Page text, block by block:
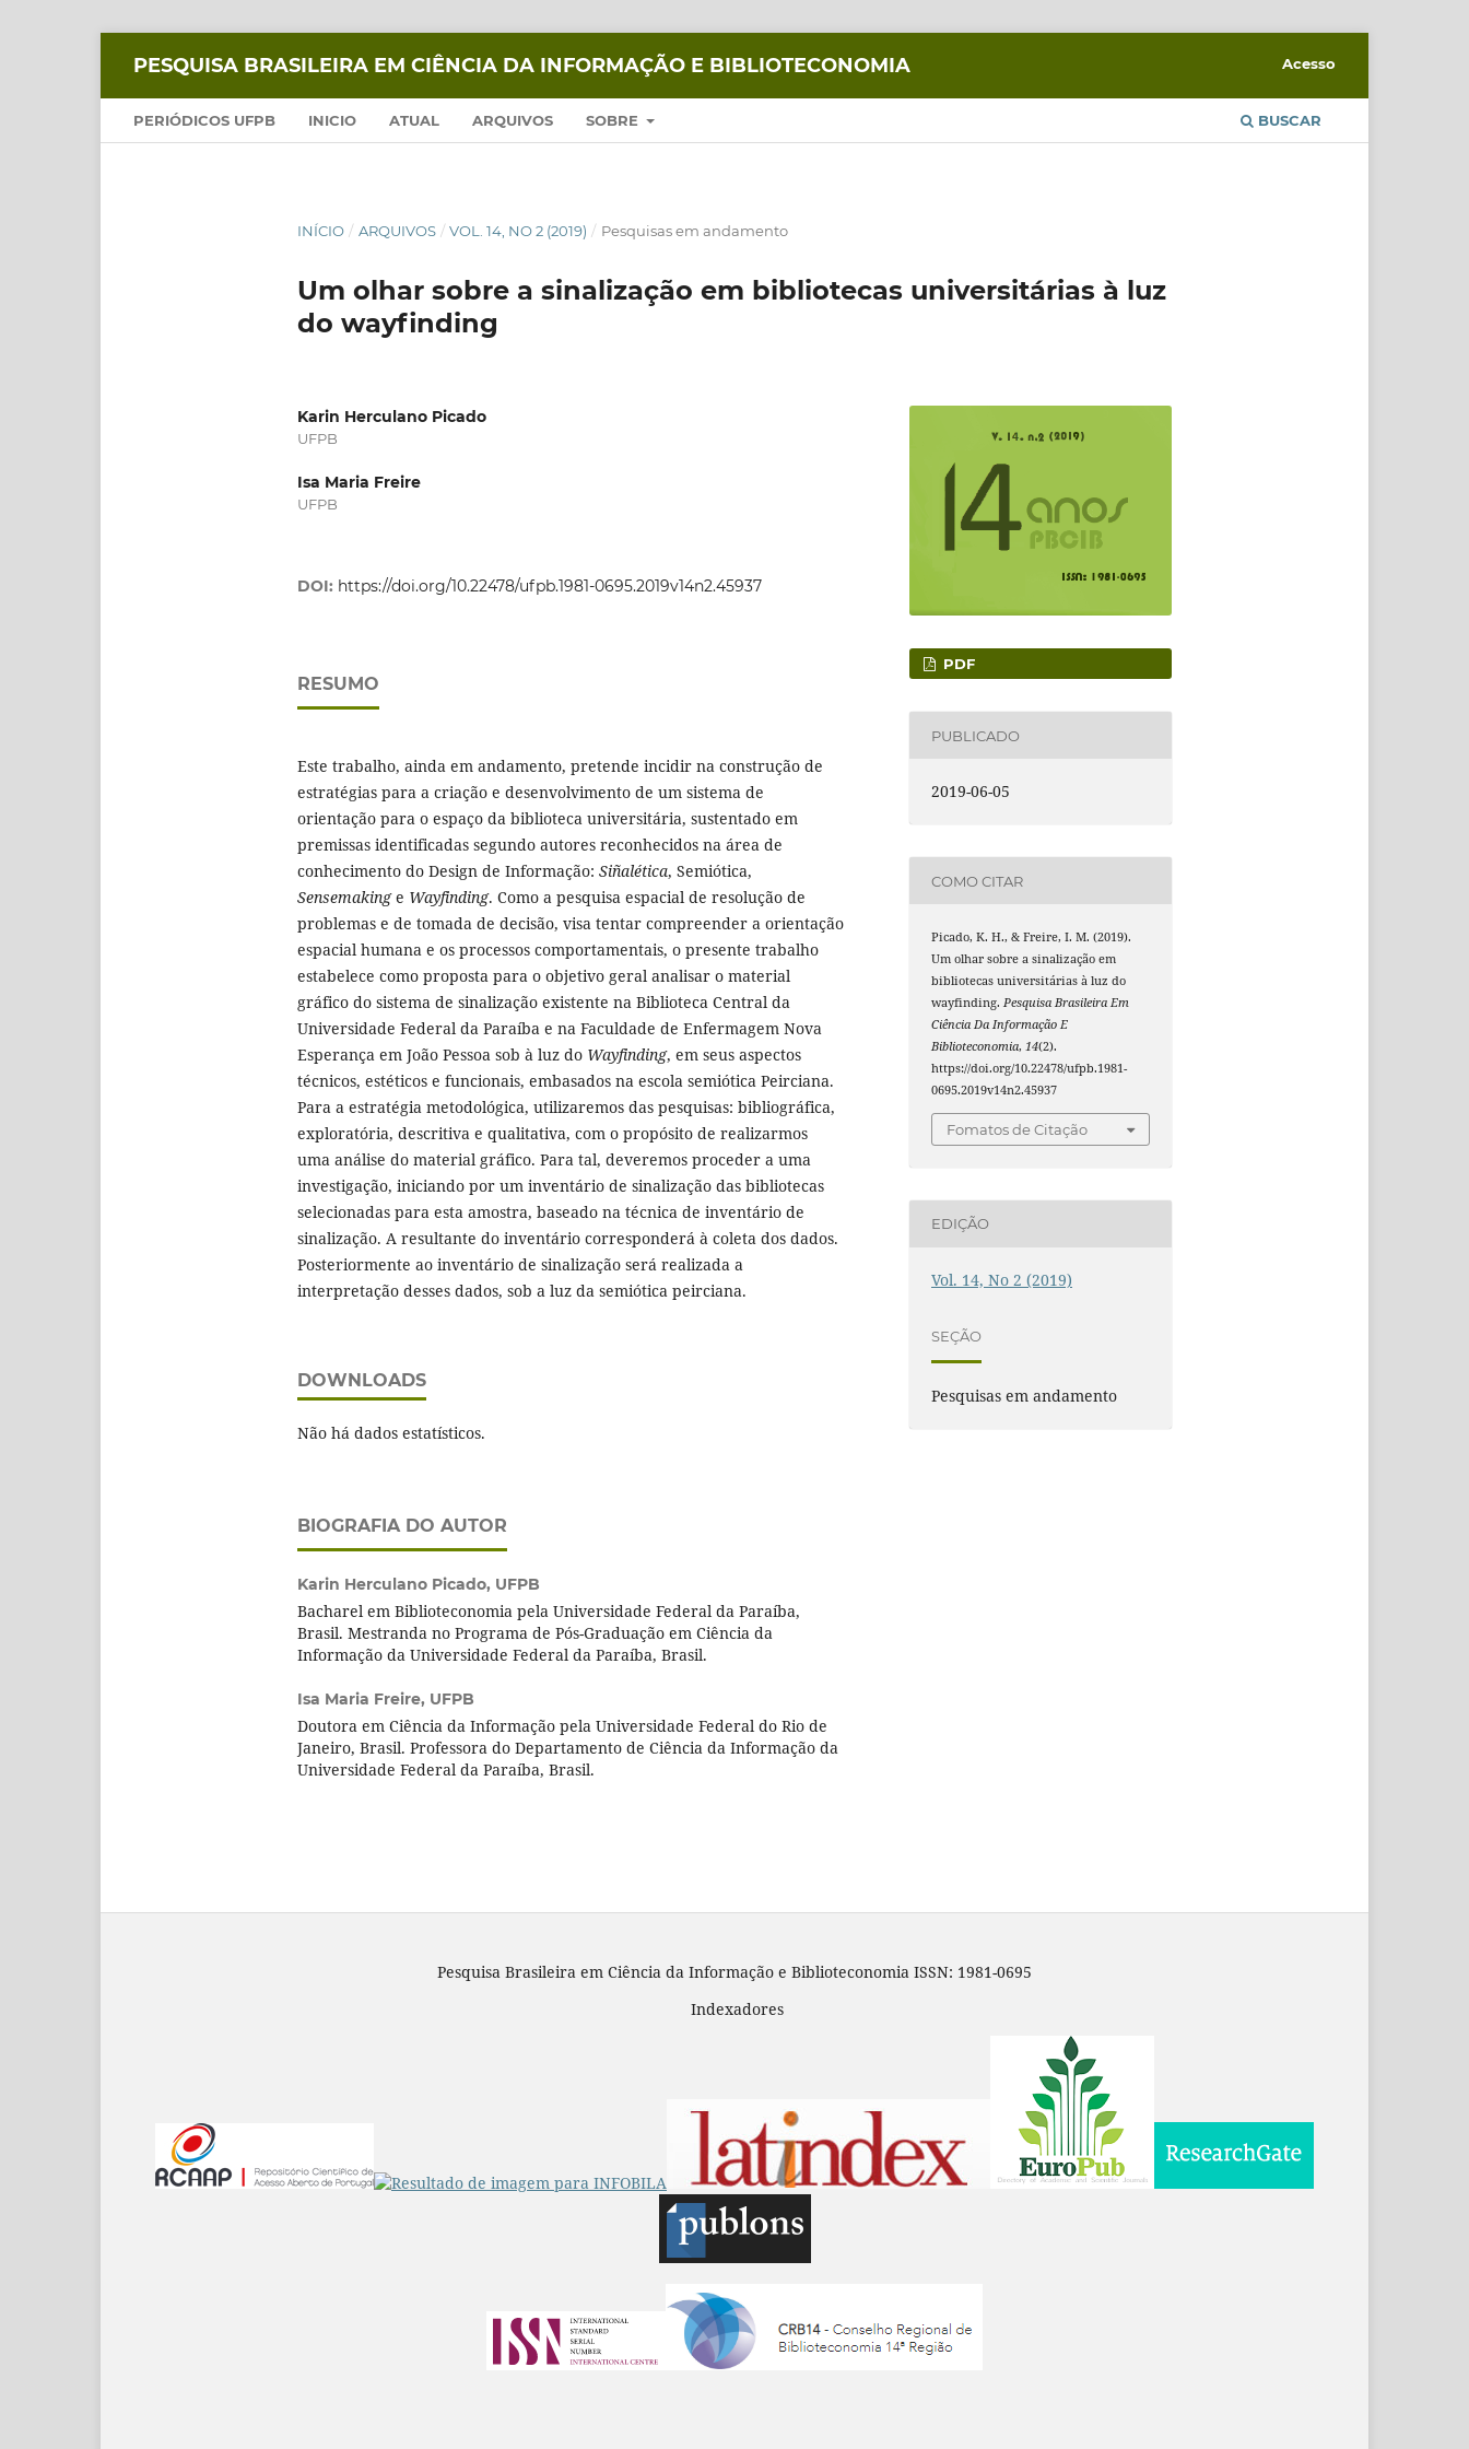
PESQUISA BRASILEIRA EM CIÊNCIA DA INFORMAÇÃO E BIBLIOTECONOMIA
PERIÓDICOS UFPB INICIO ATUAL ARQUIVOS SOBRE BUSCAR
Acesso
INÍCIO / ARQUIVOS / VOL. 14, NO 2 (2019) / Pesquisas em andamento
Um olhar sobre a sinalização em bibliotecas universitárias à luz
do wayfinding
Karin Herculano Picado
UFPB
Isa Maria Freire
UFPB
DOI: https://doi.org/10.22478/ufpb.1981-0695.2019v14n2.45937
RESUMO
Este trabalho, ainda em andamento, pretende incidir na construção de
estratégias para a criação e desenvolvimento de um sistema de
orientação para o espaço da biblioteca universitária, sustentado em
premissas identificadas segundo autores reconhecidos na área de
conhecimento do Design de Informação: Siñalética, Semiótica,
Sensemakinge Wayfinding. Como a pesquisa espacial de resolução de
problemas e de tomada de decisão, visa tentar compreender a orientação
espacial humana e os processos comportamentais, o presente trabalho
estabelece como proposta para o objetivo geral analisar o material
gráfico do sistema de sinalização existente na Biblioteca Central da
Universidade Federal da Paraíba e na Faculdade de Enfermagem Nova
Esperança em João Pessoa sob à luz do Wayfinding, em seus aspectos
técnicos, estéticos e funcionais, embasados na escola semiótica Peirciana.
Para a estratégia metodológica, utilizaremos das pesquisas: bibliográfica,
exploratória, descritiva e qualitativa, com o propósito de realizarmos
uma análise do material gráfico. Para tal, deveremos proceder a uma
investigação, iniciando por um inventário de sinalização das bibliotecas
selecionadas para esta amostra, baseado na técnica de inventário de
sinalização. A resultante do inventário corresponderá à coleta dos dados.
Posteriormente ao inventário de sinalização será realizada a
interpretação desses dados, sob a luz da semiótica peirciana.
DOWNLOADS
Não há dados estatísticos.
BIOGRAFIA DO AUTOR
Karin Herculano Picado, UFPB
Bacharel em Biblioteconomia pela Universidade Federal da Paraíba,
Brasil. Mestranda no Programa de Pós-Graduação em Ciência da
Informação da Universidade Federal da Paraíba, Brasil.
Isa Maria Freire, UFPB
Doutora em Ciência da Informação pela Universidade Federal do Rio de
Janeiro, Brasil. Professora do Departamento de Ciência da Informação da
Universidade Federal da Paraíba, Brasil.
PDF
PUBLICADO
2019-06-05
COMO CITAR
Picado, K. H., & Freire, I. M. (2019).
Um olhar sobre a sinalização em
bibliotecas universitárias à luz do
wayfinding.Pesquisa Brasileira Em
Ciência Da Informação E
Biblioteconomia,14(2).
https://doi.org/10.22478/ufpb.1981-
0695.2019v14n2.45937
Fomatos de Citação
EDIÇÃO
Vol. 14, No 2 (2019)
SEÇÃO
Pesquisas em andamento
Pesquisa Brasileira em Ciência da Informação e Biblioteconomia ISSN: 1981-0695
Indexadores